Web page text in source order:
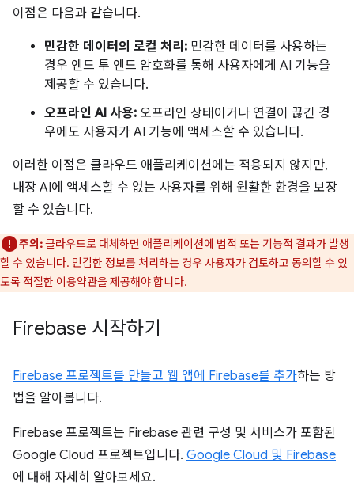
이점은 다음과 같습니다.
민감한 데이터의 로컬 처리: 민감한 데이터를 사용하는
경우 엔드 투 엔드 암호화를 통해 사용자에게 AI 기능을
제공할 수 있습니다.
오프라인 AI 사용: 오프라인 상태이거나 연결이 끊긴 경
우에도 사용자가 AI 기능에 액세스할 수 있습니다.
이러한 이점은 클라우드 애플리케이션에는 적용되지 않지만,
내장 AI에 액세스할 수 없는 사용자를 위해 원활한 환경을 보장
할 수 있습니다.
주의:클라우드로 대체하면 애플리케이션에 법적 또는 기능적 결과가 발생
할 수 있습니다. 민감한 정보를 처리하는 경우 사용자가 검토하고 동의할 수 있
도록 적절한 이용약관을 제공해야 합니다.
Firebase 시작하기
Firebase 프로젝트를 만들고 웹 앱에 Firebase를 추가하는 방
법을 알아봅니다.
Firebase 프로젝트는 Firebase 관련 구성 및 서비스가 포함된
Google Cloud 프로젝트입니다. Google Cloud 및 Firebase
에 대해 자세히 알아보세요.